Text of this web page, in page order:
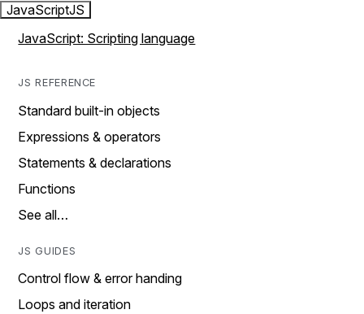
JavaScriptJS
JavaScript: Scripting language
JS REFERENCE
Standard built-in objects
Expressions & operators
Statements & declarations
Functions
See all…
JS GUIDES
Control flow & error handing
Loops and iteration